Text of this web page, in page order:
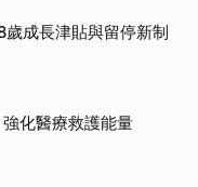
成長津貼與留停新制
化醫療救護能量